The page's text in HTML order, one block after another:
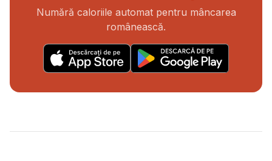
Numără caloriile automat pentru mâncarea
românească.